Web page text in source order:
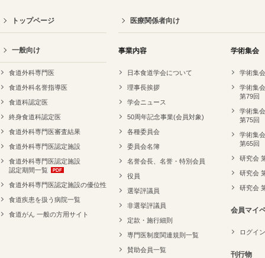
トップページ
一般向け
食道外科専門医
食道外科名誉指導医
食道科認定医
終身食道科認定医
食道外科専門医審査結果
食道外科専門医認定施設
食道外科専門医認定施設
認定期間一覧
食道外科専門医認定施設の優位性
食道疾患を扱う病院一覧
食道がん 一般の方用サイト
医療関係者向け
事業内容
日本食道学会について
理事長挨拶
学会ニュース
50周年記念事業(会員対象)
各種委員会
委員会名簿
名誉会長、名誉・特別会員
役員
選挙評議員
非選挙評議員
定款・施行細則
専門医制度関連規則一覧
賛助会員一覧
学術集会
学術集
学術集
第79回
学術集
第75回
学術集
第65回
研究会
研究会
研究会
会員マイ
ログイン
刊行物